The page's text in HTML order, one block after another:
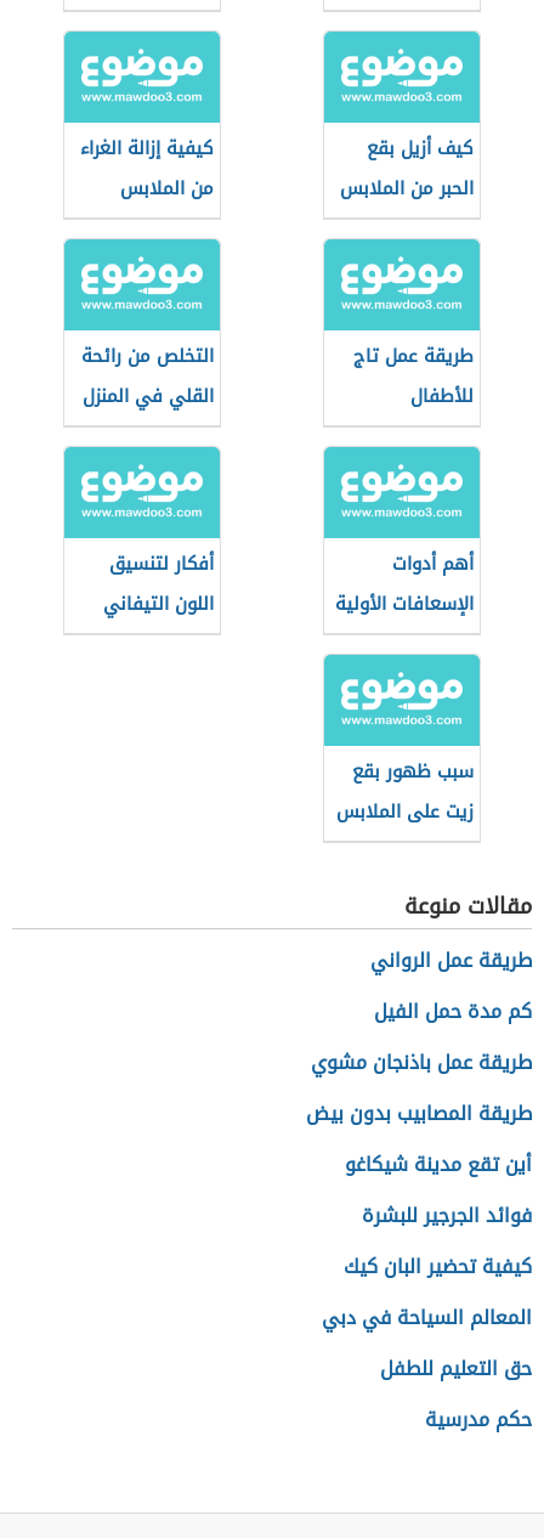
كيف أزيل بقع
الحبر من الملابس
كيفية إزالة الغراء
من الملابس
طريقة عمل تاج
للأطفال
التخلص من رائحة
القلي في المنزل
أهم أدوات
الإسعافات الأولية
في المنزل
أفكار لتنسيق
اللون التيفاني
في الأثاث
سبب ظهور بقع
زيت على الملابس
بعد الغسيل
مقالات منوعة
طريقة عمل الرواني
كم مدة حمل الفيل
طريقة عمل باذنجان مشوي
طريقة المصابيب بدون بيض
أين تقع مدينة شيكاغو
فوائد الجرجير للبشرة
كيفية تحضير البان كيك
المعالم السياحة في دبي
حق التعليم للطفل
حكم مدرسية